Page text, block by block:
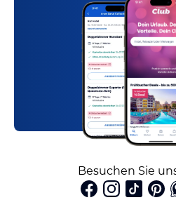
Besuchen Sie